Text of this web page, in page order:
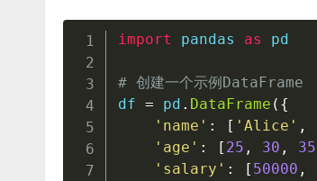
import pandas as pd
# 创建一个示例DataFrame
df = pd . DataFrame ( {
'name' : [ 'Alice' ,
'age' : [ 25 , 30 , 35
'salary' : [ 50000 ,